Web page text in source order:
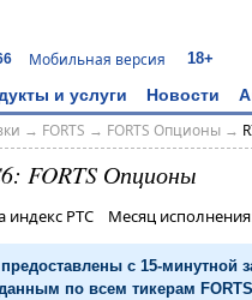
Мобильная версия 18+
и услуги Новости
→ FORTS → FORTS Опционы→
FORTS Опционы
индекс РТС Месяц
с 15-минутной
по всем тикерам